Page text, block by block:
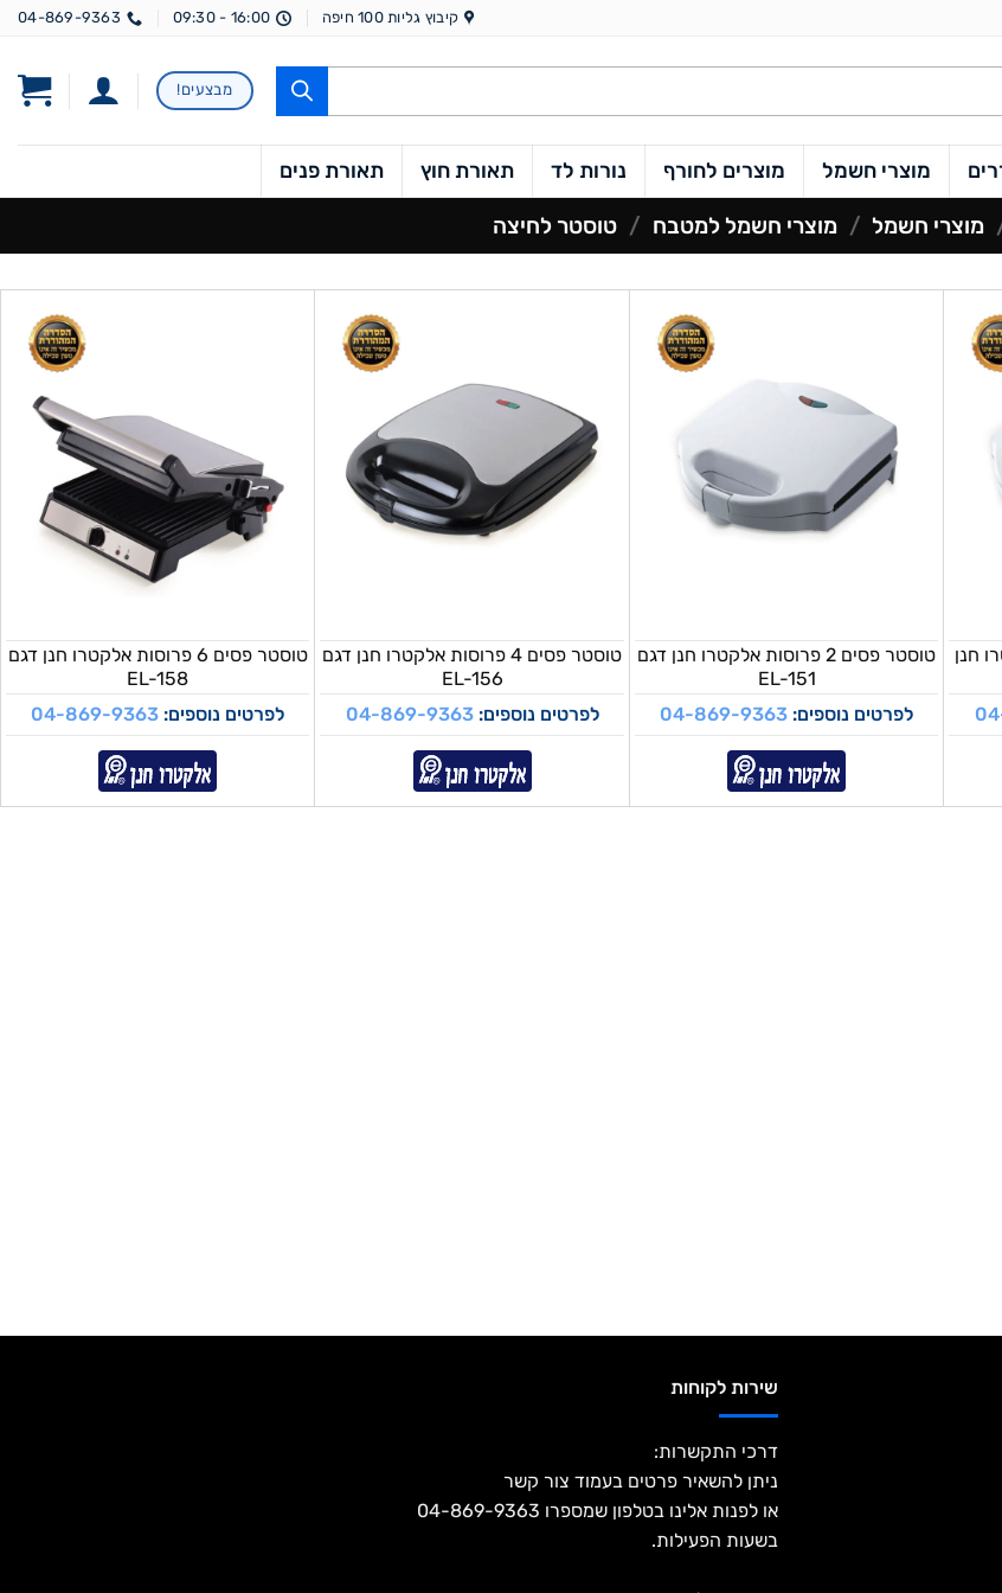
קיבוץ גליות 100 חיפה 16:00 - 09:30
04-869-9363
מבצעים!
מוצרי חשמל מוצרים לחורף נורות לד תאורת חוץ תאורת פנים
מוצרי חשמל / מוצרי חשמל למטבח / טוסטר לחיצה
חנן
טוסטר פסים 2 פרוסות אלקטרו חנן דגם
EL-151
לפרטים נוספים: 04-869-9363
טוסטר פסים 4 פרוסות אלקטרו חנן דגם
EL-156
לפרטים נוספים:04-869-9363
טוסטר פסים 6 פרוסות אלקטרו חנן דגם
EL-158
לפרטים נוספים: 04-869-9363
שירות לקוחות
דרכי התקשרות:
ניתן להשאיר פרטים בעמוד צור קשר
או לפנות אלינו בטלפון שמספרו 04-869-9363
בשעות הפעילות.